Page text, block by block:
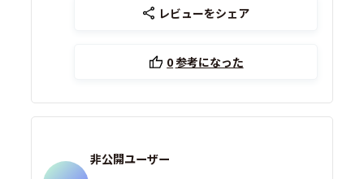
レビューをシェア
0参考になった
非公開ユーザー